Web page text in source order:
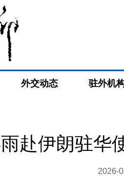
外交动态 驻外机
赴伊朗驻华
2026-